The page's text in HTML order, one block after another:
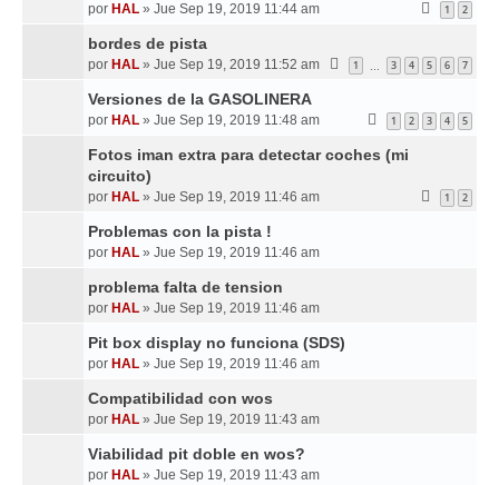
por HAL » Jue Sep 19, 2019 11:44 am 1 2
bordes de pista
por HAL » Jue Sep 19, 2019 11:52 am 1 … 3 4 5 6 7
Versiones de la GASOLINERA
por HAL » Jue Sep 19, 2019 11:48 am 1 2 3 4 5
Fotos iman extra para detectar coches (mi
circuito)
por HAL » Jue Sep 19, 2019 11:46 am 1 2
Problemas con la pista !
por HAL » Jue Sep 19, 2019 11:46 am
problema falta de tension
por HAL » Jue Sep 19, 2019 11:46 am
Pit box display no funciona (SDS)
por HAL » Jue Sep 19, 2019 11:46 am
Compatibilidad con wos
por HAL » Jue Sep 19, 2019 11:43 am
Viabilidad pit doble en wos?
por HAL » Jue Sep 19, 2019 11:43 am